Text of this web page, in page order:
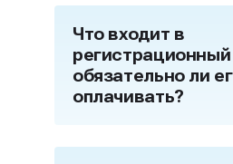
Что входит в
обязательно ли
оплачивать?